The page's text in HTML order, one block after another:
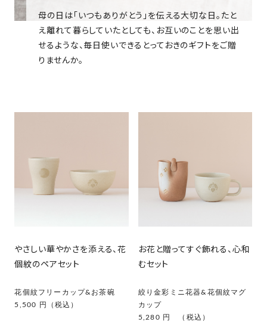
母の日は「いつもありがとう」を伝える大切な日。たと
え離れて暮らしていたとしても、お互いのことを思い出
せるような、毎日使いできるとっておきのギフトをご贈
りませんか。
やさしい華やかさを添える、花
個紋のペアセット
花個紋フリーカップ&お茶碗
5,500 円（税込）
お花と贈ってすぐ飾れる、心和
むセット
絞り金彩ミニ花器&花個紋マグ
カップ
5,280 円 （税込）